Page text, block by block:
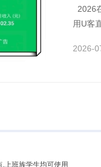
2026
用U客
2026-
,上班族学生均可使用